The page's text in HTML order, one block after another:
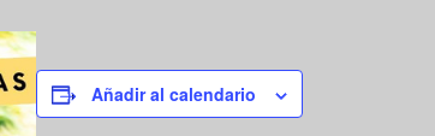
Añadir al calendario